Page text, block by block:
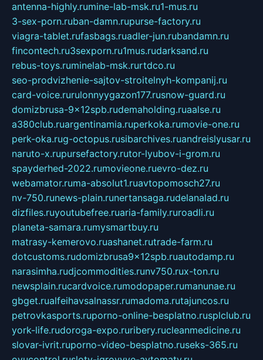
antenna-highly.rumine-lab-msk.ru1-mus.ru
3-sex-porn.ruban-damn.rupurse-factory.ru
viagra-tablet.rufasbags.ruadler-jun.rubandamn.ru
fincontech.ru3sexporn.ru1mus.rudarksand.ru
rebus-toys.ruminelab-msk.rurtdco.ru
seo-prodvizhenie-sajtov-stroitelnyh-kompanij.ru
card-voice.rurulonnyygazon177.rusnow-guard.ru
domizbrusa-9x12spb.rudemaholding.ruaalse.ru
a380club.ruargentinamia.ruperkoka.rumovie-one.ru
perk-oka.rug-octopus.rusibarchives.ruandreislyusar.ru
naruto-x.rupursefactory.rutor-lyubov-i-grom.ru
spayderhed-2022.rumovieone.ruevro-dez.ru
webamator.ruma-absolut1.ruavtopomosch27.ru
nv-750.runews-plain.runertansaga.rudelanalad.ru
dizfiles.ruyoutubefree.ruaria-family.ruroadli.ru
planeta-samara.rumysmartbuy.ru
matrasy-kemerovo.ruashanet.rutrade-farm.ru
dotcustoms.rudomizbrusa9x12spb.ruautodamp.ru
narasimha.rudjcommodities.runv750.rux-ton.ru
newsplain.rucardvoice.rumodopaper.rumanunae.ru
gbget.rualfeihavsalnassr.rumadoma.rutajuncos.ru
petrovkasports.ruporno-online-besplatno.rusplclub.ru
york-life.rudoroga-expo.ruribery.rucleanmedicine.ru
slovar-ivrit.ruporno-video-besplatno.ruseks-365.ru